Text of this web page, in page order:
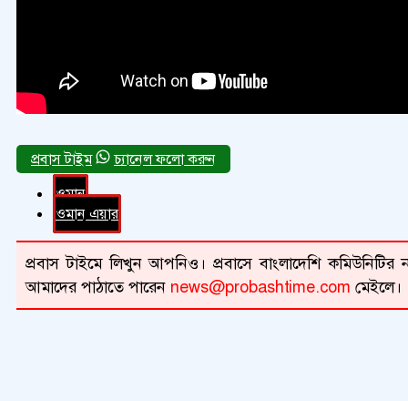
চ্যানেল ফলো করুন
ওমান
ওমান এয়ার
প্রবাস টাইমে লিখুন আপনিও। প্রবাসে বাংলাদেশি
আমাদের পাঠাতে পারেন news@probashtime.com মেইলে।